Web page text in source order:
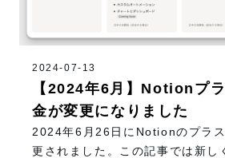
2024-07-13
【2024年6月】Notionプ
金が変更になりました
2024年6月26日にNotionのプラ
更されました。この記事では新